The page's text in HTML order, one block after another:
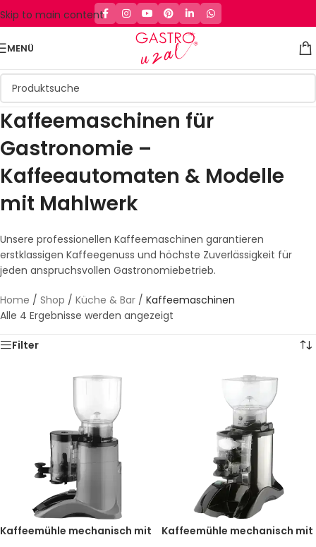
Skip to main content
MENÜ
Kaffeemaschinen für
Gastronomie –
Kaffeeautomaten & Modelle
mit Mahlwerk
Unsere professionellen Kaffeemaschinen garantieren
erstklassigen Kaffeegenuss und höchste Zuverlässigkeit für
jeden anspruchsvollen Gastronomiebetrieb.
Home / Shop / Küche & Bar / Kaffeemaschinen
Alle 4 Ergebnisse werden angezeigt
Filter
Kaffeemühle mechanisch mit
Kaffeemühle mechanisch mit